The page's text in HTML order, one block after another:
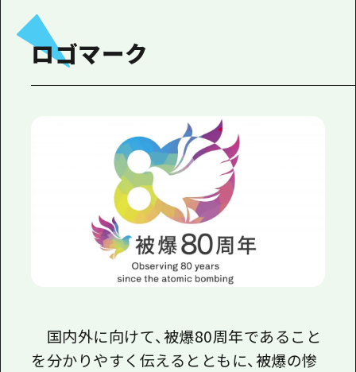
関連リンク
ロゴマーク
国内外に向けて、被爆80周年であること
を分かりやすく伝えるとともに、被爆の惨